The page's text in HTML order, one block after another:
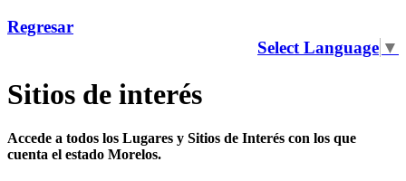
Regresar
Select Language ▼
Sitios de interés
Accede a todos los Lugares y Sitios de Interés con los que
cuenta el estado Morelos.